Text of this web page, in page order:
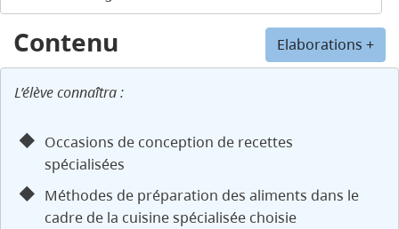
Elaborations +
Contenu
L’élève connaîtra :
Occasions de conception de recettes
spécialisées
Méthodes de préparation des aliments dans le
cadre de la cuisine spécialisée choisie